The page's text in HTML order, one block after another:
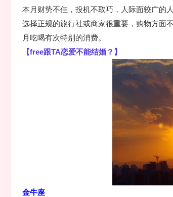
本月财势不佳，投机不取巧，人际面较广的
选择正规的旅行社或商家很重要，购物方面
月吃喝有次特别的消费。
【free跟TA恋爱不能结婚？】
金牛座